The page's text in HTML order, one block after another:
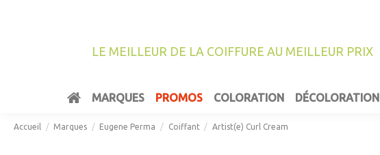
LE MEILLEUR DE LA COIFFURE AU MEILLEUR PRIX
MARQUES PROMOS COLORATION DÉCOLORATION
Accueil Marques Eugene Perma Coiffant Artist(e) Curl Cream